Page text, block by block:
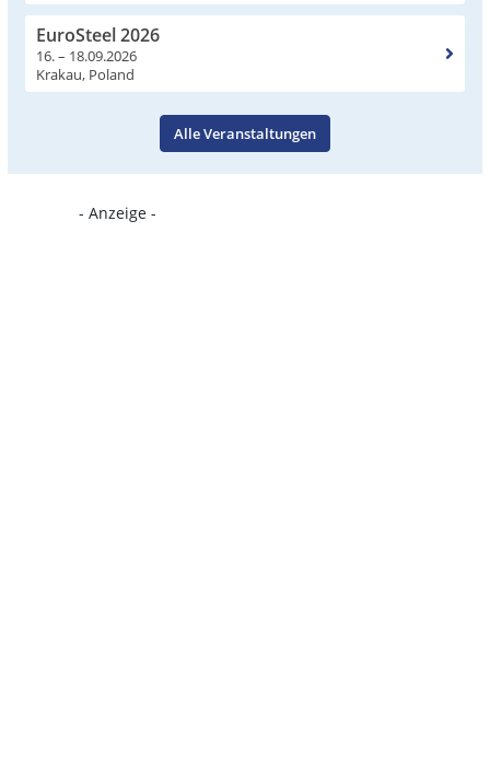
EuroSteel 2026
16. – 18.09.2026
Krakau, Poland
Alle Veranstaltungen
- Anzeige -